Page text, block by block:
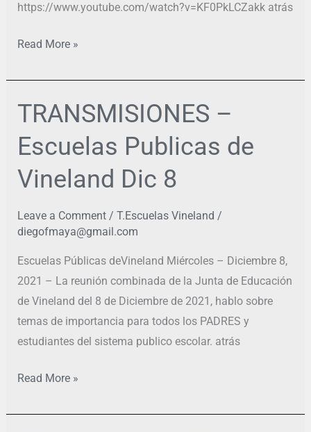
https://www.youtube.com/watch?v=KF0PkLCZakk atrás
Read More »
TRANSMISIONES –
Escuelas Publicas de
Vineland Dic 8
Leave a Comment / T.Escuelas Vineland /
diegofmaya@gmail.com
Escuelas Públicas deVineland Miércoles – Diciembre 8,
2021 – La reunión combinada de la Junta de Educación
de Vineland del 8 de Diciembre de 2021, hablo sobre
temas de importancia para todos los PADRES y
estudiantes del sistema publico escolar. atrás
TRANSMISIONES
–
Escuelas
Publicas
de
Dic
Read More »